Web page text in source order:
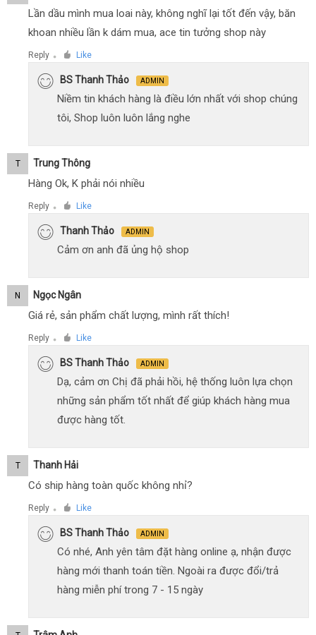
Lần dầu mình mua loai này, không nghĩ lại tốt đến vậy, băn
khoan nhiều lần k dám mua, ace tin tưởng shop này
Reply ● Like
BS Thanh Thảo ADMIN
Niềm tin khách hàng là điều lớn nhất với shop chúng
tôi, Shop luôn luôn lắng nghe
T Trung Thông
Hàng Ok, K phải nói nhiều
Reply ● Like
Thanh Thảo ADMIN
Cảm ơn anh đã ủng hộ shop
N Ngọc Ngân
Giá rẻ, sản phẩm chất lượng, mình rất thích!
Reply ● Like
BS Thanh Thảo ADMIN
Dạ, cảm ơn Chị đã phải hồi, hệ thống luôn lựa chọn
những sản phẩm tốt nhất để giúp khách hàng mua
được hàng tốt.
T Thanh Hải
Có ship hàng toàn quốc không nhỉ?
Reply ● Like
BS Thanh Thảo ADMIN
Có nhé, Anh yên tâm đặt hàng online ạ, nhận được
hàng mới thanh toán tiền. Ngoài ra được đổi/trả
hàng miễn phí trong 7 - 15 ngày